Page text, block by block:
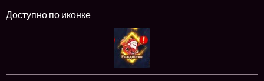
Доступно по иконке